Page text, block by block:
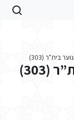
בית"ר (303)